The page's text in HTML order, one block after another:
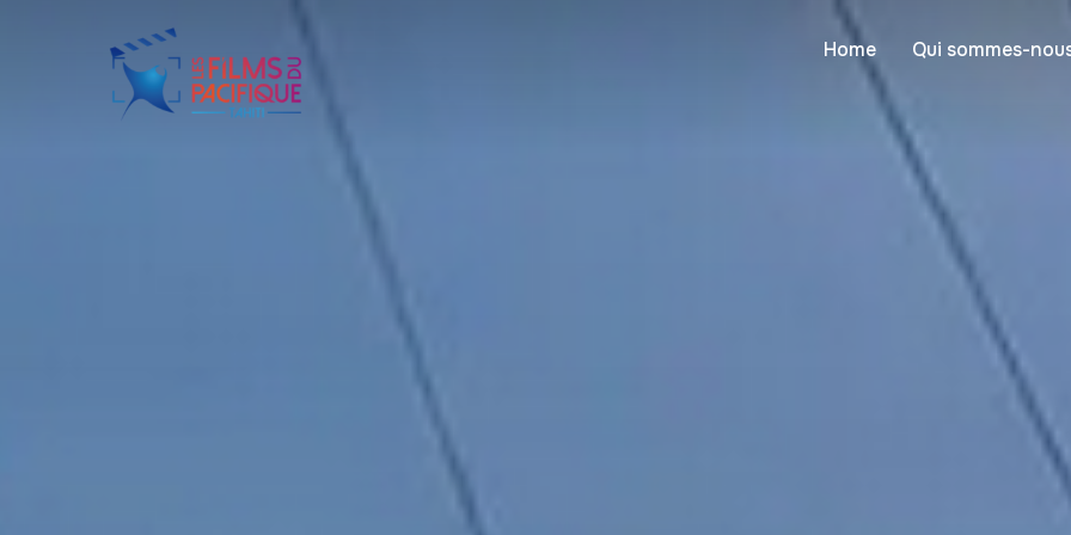
Home Qui sommes-